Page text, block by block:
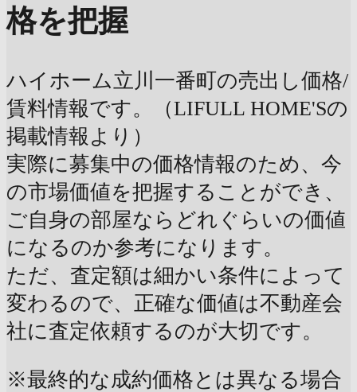
格を把握
ハイホーム立川一番町の売出し価格/
賃料情報です。（LIFULL HOME'Sの
掲載情報より）
実際に募集中の価格情報のため、今
の市場価値を把握することができ、
ご自身の部屋ならどれぐらいの価値
になるのか参考になります。
ただ、査定額は細かい条件によって
変わるので、正確な価値は不動産会
社に査定依頼するのが大切です。
※最終的な成約価格とは異なる場合